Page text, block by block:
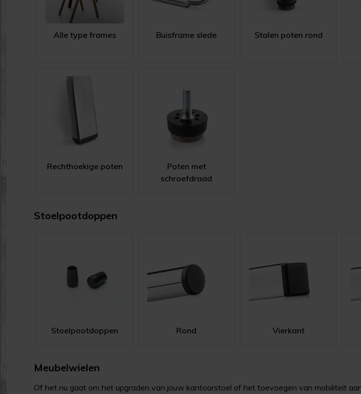
Alle type frames Buisframe slede Stalen poten rond
Rechthoekige poten
Poten met
schroefdraad
Stoelpootdoppen
Stoelpootdoppen Rond Vierkant
Meubelwielen
Of het nu gaat om het upgraden van jouw kantoorstoel of het toevoegen van mobiliteit